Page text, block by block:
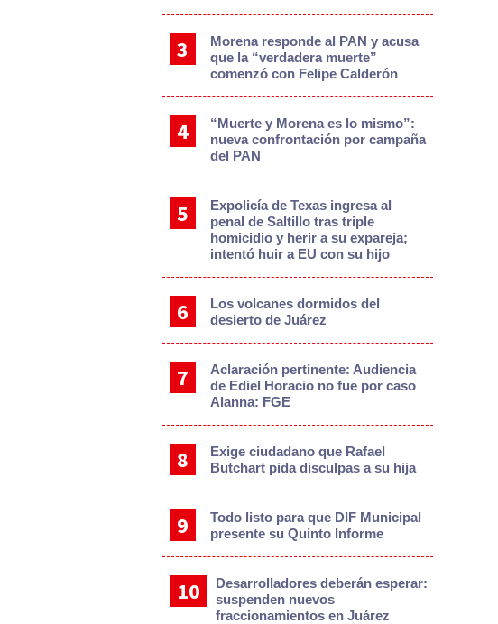
Morena responde al PAN y acusa
que la “verdadera muerte”
comenzó con Felipe Calderón
“Muerte y Morena es lo mismo”:
nueva confrontación por campaña
del PAN
Expolicía de Texas ingresa al
penal de Saltillo tras triple
homicidio y herir a su expareja;
intentó huir a EU con su hijo
Los volcanes dormidos del
desierto de Juárez
Aclaración pertinente: Audiencia
de Ediel Horacio no fue por caso
Alanna: FGE
Exige ciudadano que Rafael
Butchart pida disculpas a su hija
Todo listo para que DIF Municipal
presente su Quinto Informe
Desarrolladores deberán esperar:
suspenden nuevos
fraccionamientos en Juárez